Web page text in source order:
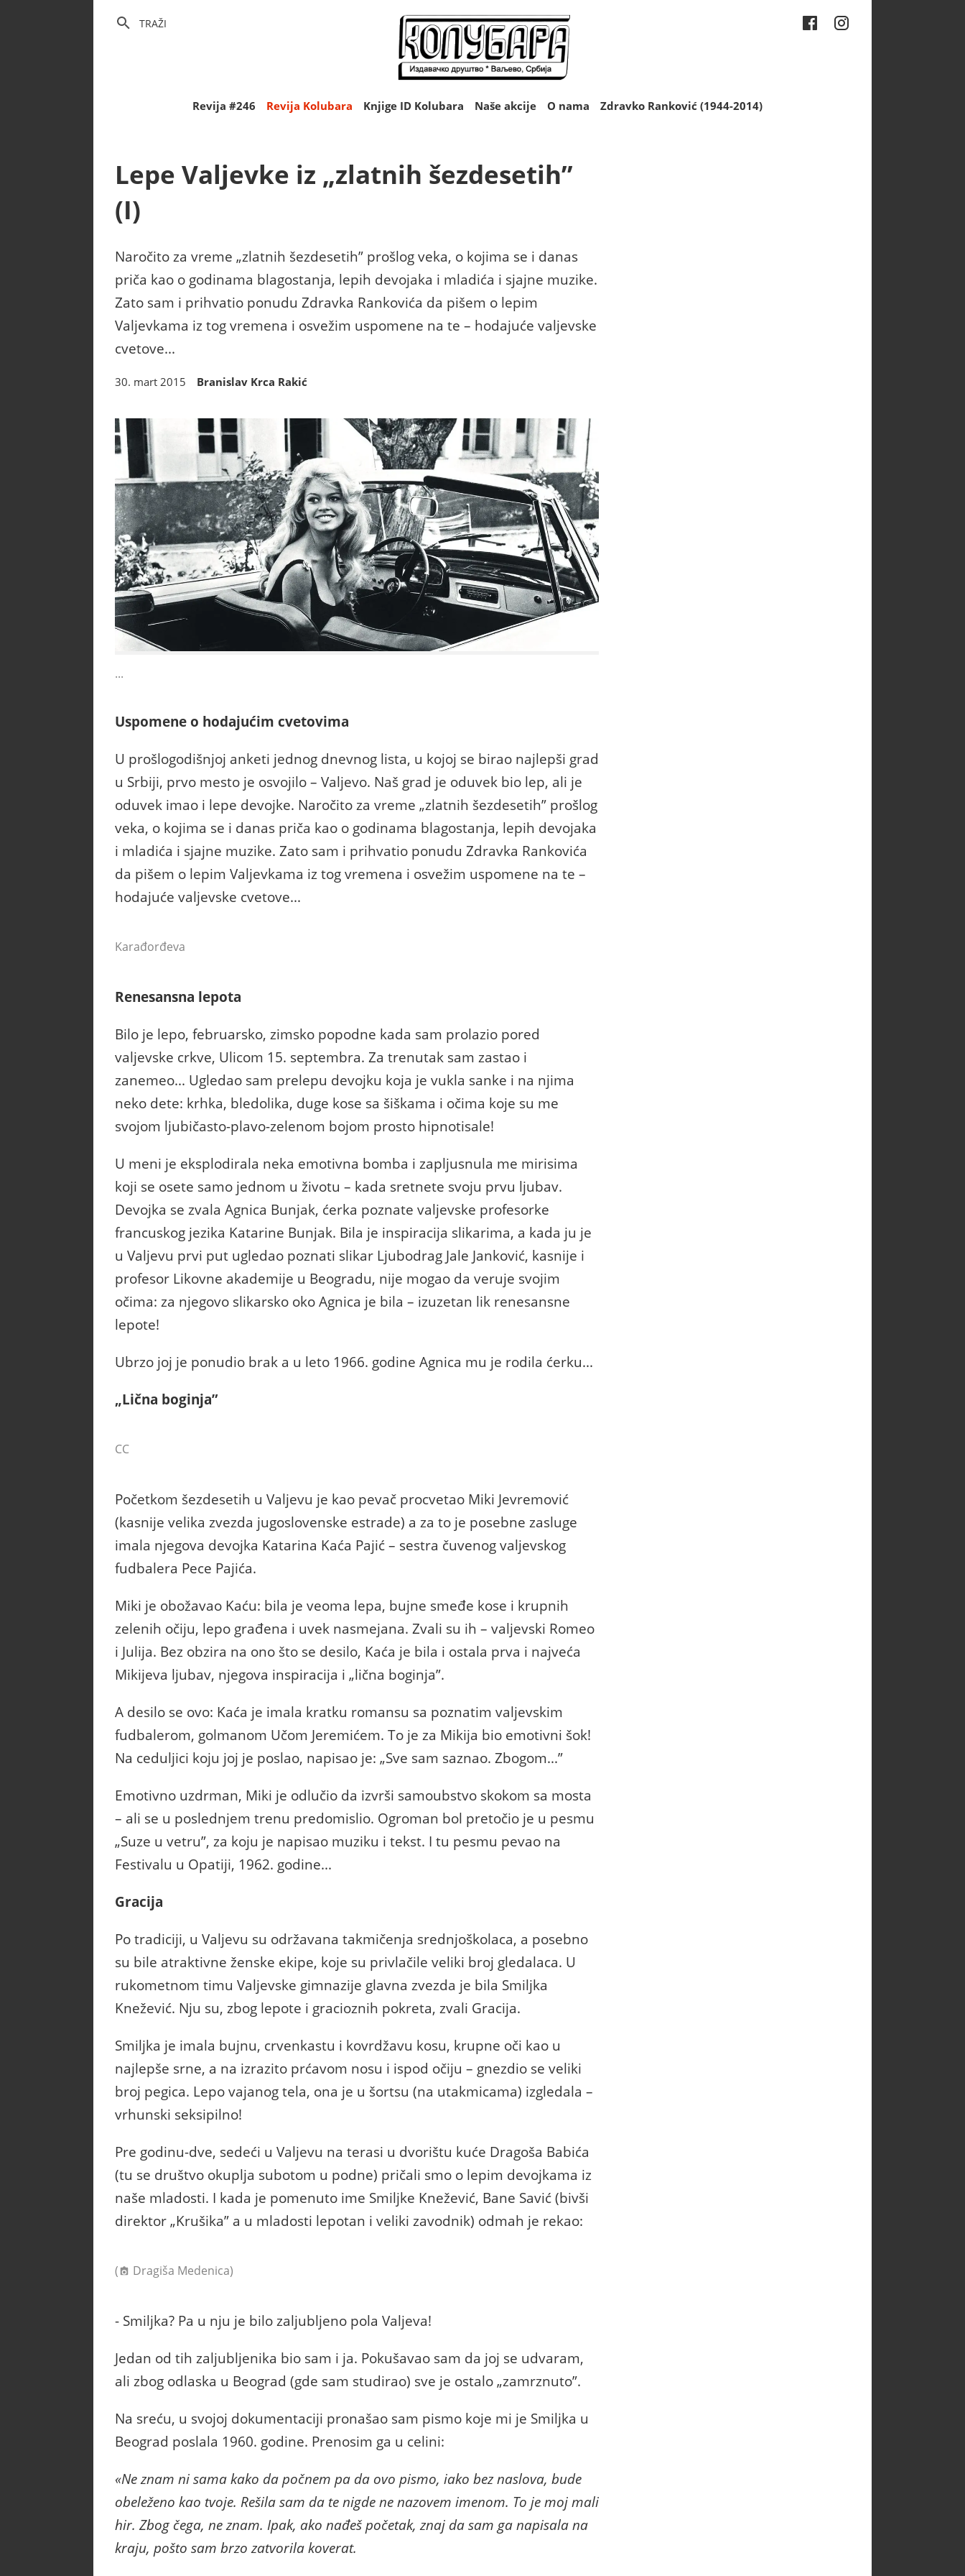
TRAŽI
Revija #246 Revija Kolubara Knjige ID Kolubara Naše akcije O nama Zdravko Ranković (1944-2014)
Lepe Valjevke iz „zlatnih šezdesetih”
(I)
Naročito za vreme „zlatnih šezdesetih” prošlog veka, o kojima se i danas
priča kao o godinama blagostanja, lepih devojaka i mladića i sjajne muzike.
Zato sam i prihvatio ponudu Zdravka Rankovića da pišem o lepim
Valjevkama iz tog vremena i osvežim uspomene na te – hodajuće valjevske
cvetove...
30. mart 2015 Branislav Krca Rakić
...
Uspomene o hodajućim cvetovima
U prošlogodišnjoj anketi jednog dnevnog lista, u kojoj se birao najlepši grad
u Srbiji, prvo mesto je osvojilo – Valjevo. Naš grad je oduvek bio lep, ali je
oduvek imao i lepe devojke. Naročito za vreme „zlatnih šezdesetih” prošlog
veka, o kojima se i danas priča kao o godinama blagostanja, lepih devojaka
i mladića i sjajne muzike. Zato sam i prihvatio ponudu Zdravka Rankovića
da pišem o lepim Valjevkama iz tog vremena i osvežim uspomene na te –
hodajuće valjevske cvetove...
Karađorđeva
Renesansna lepota
Bilo je lepo, februarsko, zimsko popodne kada sam prolazio pored
valjevske crkve, Ulicom 15. septembra. Za trenutak sam zastao i
zanemeo... Ugledao sam prelepu devojku koja je vukla sanke i na njima
neko dete: krhka, bledolika, duge kose sa šiškama i očima koje su me
svojom ljubičasto-plavo-zelenom bojom prosto hipnotisale!
U meni je eksplodirala neka emotivna bomba i zapljusnula me mirisima
koji se osete samo jednom u životu – kada sretnete svoju prvu ljubav.
Devojka se zvala Agnica Bunjak, ćerka poznate valjevske profesorke
francuskog jezika Katarine Bunjak. Bila je inspiracija slikarima, a kada ju je
u Valjevu prvi put ugledao poznati slikar Ljubodrag Jale Janković, kasnije i
profesor Likovne akademije u Beogradu, nije mogao da veruje svojim
očima: za njegovo slikarsko oko Agnica je bila – izuzetan lik renesansne
lepote!
Ubrzo joj je ponudio brak a u leto 1966. godine Agnica mu je rodila ćerku...
„Lična boginja”
CC
Početkom šezdesetih u Valjevu je kao pevač procvetao Miki Jevremović
(kasnije velika zvezda jugoslovenske estrade) a za to je posebne zasluge
imala njegova devojka Katarina Kaća Pajić – sestra čuvenog valjevskog
fudbalera Pece Pajića.
Miki je obožavao Kaću: bila je veoma lepa, bujne smeđe kose i krupnih
zelenih očiju, lepo građena i uvek nasmejana. Zvali su ih – valjevski Romeo
i Julija. Bez obzira na ono što se desilo, Kaća je bila i ostala prva i najveća
Mikijeva ljubav, njegova inspiracija i „lična boginja”.
A desilo se ovo: Kaća je imala kratku romansu sa poznatim valjevskim
fudbalerom, golmanom Učom Jeremićem. To je za Mikija bio emotivni šok!
Na ceduljici koju joj je poslao, napisao je: „Sve sam saznao. Zbogom...”
Emotivno uzdrman, Miki je odlučio da izvrši samoubstvo skokom sa mosta
– ali se u poslednjem trenu predomislio. Ogroman bol pretočio je u pesmu
„Suze u vetru”, za koju je napisao muziku i tekst. I tu pesmu pevao na
Festivalu u Opatiji, 1962. godine...
Gracija
Po tradiciji, u Valjevu su održavana takmičenja srednjoškolaca, a posebno
su bile atraktivne ženske ekipe, koje su privlačile veliki broj gledalaca. U
rukometnom timu Valjevske gimnazije glavna zvezda je bila Smiljka
Knežević. Nju su, zbog lepote i gracioznih pokreta, zvali Gracija.
Smiljka je imala bujnu, crvenkastu i kovrdžavu kosu, krupne oči kao u
najlepše srne, a na izrazito prćavom nosu i ispod očiju – gnezdio se veliki
broj pegica. Lepo vajanog tela, ona je u šortsu (na utakmicama) izgledala –
vrhunski seksipilno!
Pre godinu-dve, sedeći u Valjevu na terasi u dvorištu kuće Dragoša Babića
(tu se društvo okuplja subotom u podne) pričali smo o lepim devojkama iz
naše mladosti. I kada je pomenuto ime Smiljke Knežević, Bane Savić (bivši
direktor „Krušika” a u mladosti lepotan i veliki zavodnik) odmah je rekao:
( Dragiša Medenica)
- Smiljka? Pa u nju je bilo zaljubljeno pola Valjeva!
Jedan od tih zaljubljenika bio sam i ja. Pokušavao sam da joj se udvaram,
ali zbog odlaska u Beograd (gde sam studirao) sve je ostalo „zamrznuto”.
Na sreću, u svojoj dokumentaciji pronašao sam pismo koje mi je Smiljka u
Beograd poslala 1960. godine. Prenosim ga u celini:
«Ne znam ni sama kako da počnem pa da ovo pismo, iako bez naslova, bude
obeleženo kao tvoje. Rešila sam da te nigde ne nazovem imenom. To je moj mali
hir. Zbog čega, ne znam. Ipak, ako nađeš početak, znaj da sam ga napisala na
kraju, pošto sam brzo zatvorila koverat.